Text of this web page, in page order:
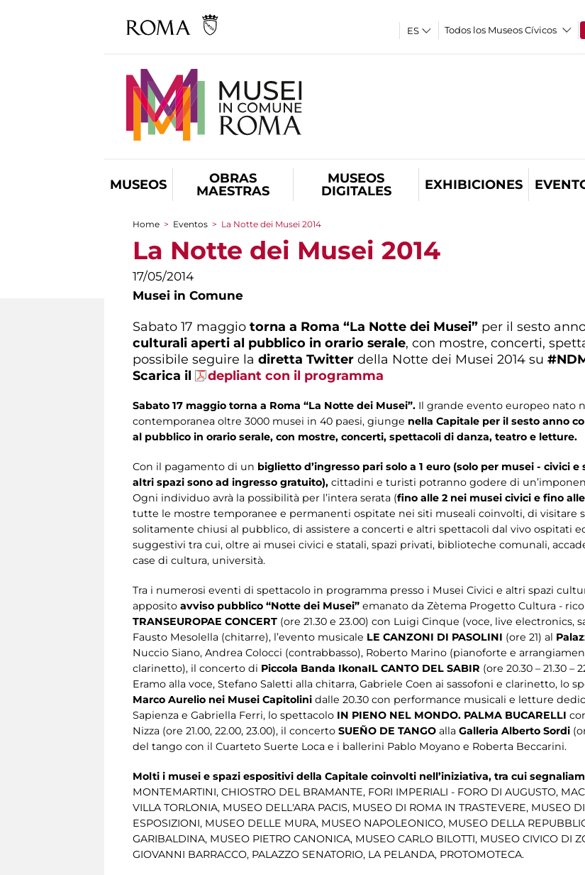
Todos los Museos Cívicos
MUSEOS
OBRAS
MAESTRAS
MUSEOS
DIGITALES
EXHIBICIONES
You are here
Home > Eventos > La Notte dei Musei 2014
La Notte dei Musei 2014
17/05/2014
Musei in Comune
Sabato 17 maggio torna a Roma “La Notte dei Musei” per il sesto
culturali aperti al pubblico in orario serale, con mostre, concerti,
possibile seguire la diretta Twitter della Notte dei Musei 2014 su
Scarica il
depliant con il programma
Sabato 17 maggio torna a Roma “La Notte dei Musei”. Il grande evento europeo nato
contemporanea oltre 3000 musei in 40 paesi, giunge nella Capitale per il sesto anno
al pubblico in orario serale, con mostre, concerti, spettacoli di danza, teatro e letture.
Con il pagamento di un biglietto d’ingresso pari solo a 1 euro (solo per musei - civici
altri spazi sono ad ingresso gratuito), cittadini e turisti potranno godere di
Ogni individuo avrà la possibilità per l’intera serata (fino alle 2 nei musei civici e fino
tutte le mostre temporanee e permanenti ospitate nei siti museali coinvolti, di visitare
solitamente chiusi al pubblico, di assistere a concerti e altri spettacoli dal vivo ospitati
suggestivi tra cui, oltre ai musei civici e statali, spazi privati, biblioteche comunali,
case di cultura, università.
Tra i numerosi eventi di spettacolo in programma presso i Musei Civici e altri spazi
apposito avviso pubblico “Notte dei Musei” emanato da Zètema Progetto Cultura -
TRANSEUROPAE CONCERT (ore 21.30 e 23.00) con Luigi Cinque (voce, live
Fausto Mesolella (chitarre), l’evento musicale LE CANZONI DI PASOLINI (ore 21) al
Nuccio Siano, Andrea Colocci (contrabbasso), Roberto Marino (pianoforte e
clarinetto), il concerto di Piccola Banda IkonaIL CANTO DEL SABIR (ore 20.30 – 21.30 –
Eramo alla voce, Stefano Saletti alla chitarra, Gabriele Coen ai sassofoni e clarinetto, lo
Marco Aurelio nei Musei Capitolini dalle 20.30 con performance musicali e letture
Sapienza e Gabriella Ferri, lo spettacolo IN PIENO NEL MONDO. PALMA BUCARELLI
Nizza (ore 21.00, 22.00, 23.00), il concerto SUEÑO DE TANGO alla Galleria Alberto Sordi
del tango con il Cuarteto Suerte Loca e i ballerini Pablo Moyano e Roberta Beccarini.
Molti i musei e spazi espositivi della Capitale coinvolti nell’iniziativa, tra cui
MONTEMARTINI, CHIOSTRO DEL BRAMANTE, FORI IMPERIALI - FORO DI AUGUSTO,
VILLA TORLONIA, MUSEO DELL'ARA PACIS, MUSEO DI ROMA IN TRASTEVERE, MUSEO
ESPOSIZIONI, MUSEO DELLE MURA, MUSEO NAPOLEONICO, MUSEO DELLA
GARIBALDINA, MUSEO PIETRO CANONICA, MUSEO CARLO BILOTTI, MUSEO CIVICO DI
GIOVANNI BARRACCO, PALAZZO SENATORIO, LA PELANDA, PROTOMOTECA.